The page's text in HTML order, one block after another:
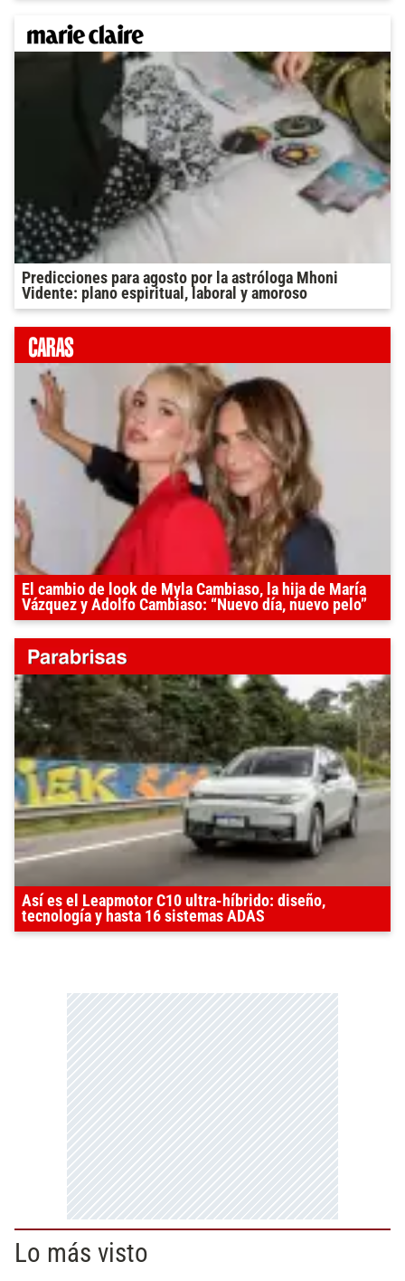
Predicciones para agosto por la astróloga Mhoni
Vidente: plano espiritual, laboral y amoroso
El cambio de look de Myla Cambiaso, la hija de María
Vázquez y Adolfo Cambiaso: “Nuevo día, nuevo pelo”
Así es el Leapmotor C10 ultra-híbrido: diseño,
tecnología y hasta 16 sistemas ADAS
Lo más visto